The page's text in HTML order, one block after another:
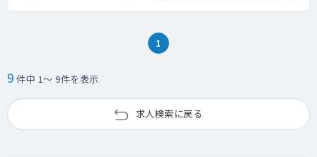
1
9 件中 1～ 9件を表示
求人検索に戻る